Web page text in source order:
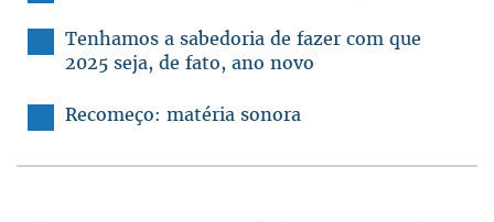
Tenhamos a sabedoria de fazer com que
2025 seja, de fato, ano novo
Recomeço: matéria sonora